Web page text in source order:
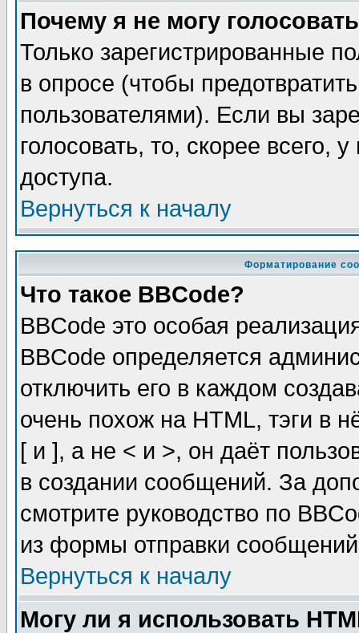
Почему я не могу
Только зарегистрированные
в опросе (чтобы
пользователями). Если вы
голосовать, то, скорее всего,
доступа.
Вернуться к началу
Форматирование
Что такое BBCode?
BBCode это особая
BBCode определяется
отключить его в каждом
очень похож на HTML, тэги в
[ и ], а не < и >, он даёт
в создании сообщений. За
смотрите руководство по
из формы отправки
Вернуться к началу
Могу ли я использовать